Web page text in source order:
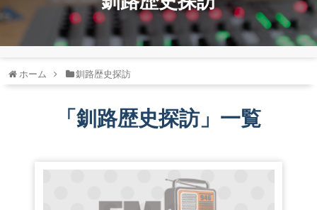
ホーム 釧路歴史探訪
「 釧路歴史探訪」 一覧